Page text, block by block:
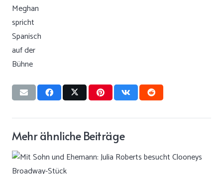
Mehr ähnliche Beiträge